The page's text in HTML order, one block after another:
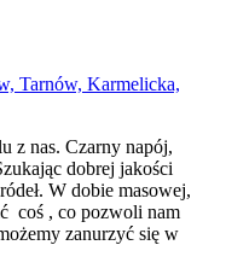
z nas. Czarny napój,
dobrej jakości
W dobie masowej,
coś , co pozwoli nam
zanurzyć się w